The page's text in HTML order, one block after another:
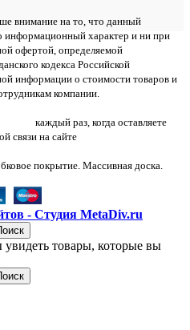
внимание на то, что данный
информационный характер и ни при
офертой, определяемой
кодекса Российской
информации о стоимости товаров и
компании.
каждый раз, когда оставляете
связи на сайте
покрытие. Массивная доска.
- Студия MetaDiv.ru
увидеть товары, которые вы